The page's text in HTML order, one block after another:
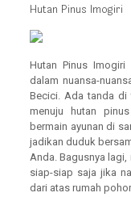
Hutan Pinus Imogiri
Hutan Pinus
dalam nuansa-
Becici. Ada tanda di
menuju hutan
bermain ayunan di
jadikan duduk
Anda. Bagusnya
siap-siap saja jika
dari atas rumah